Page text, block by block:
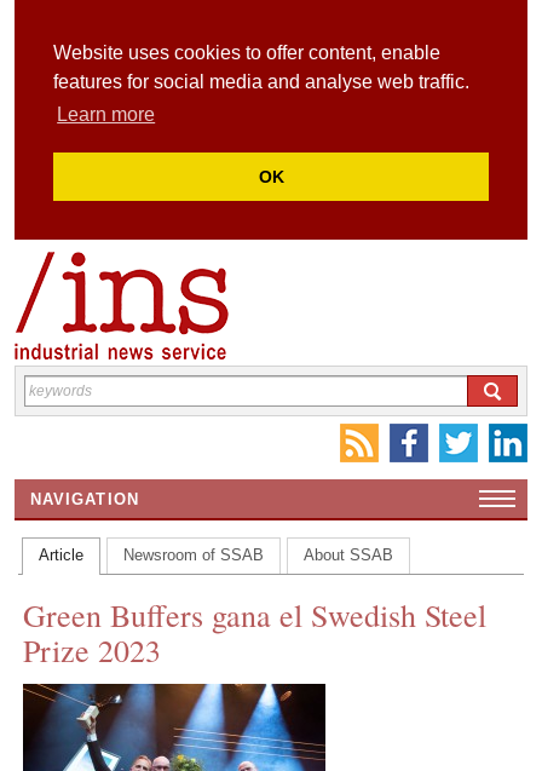
Website uses cookies to offer content, enable
features for social media and analyse web traffic.
Learn more
OK
NAVIGATION
HOME
CONTACT US
INS MAIN WEBSITE
ABOUT US
Article Newsroom of SSAB About SSAB
Green Buffers gana el Swedish Steel
Prize 2023